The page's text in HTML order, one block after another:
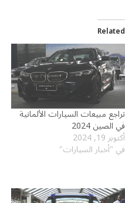
Related
تراجع مبيعات السيارات الألمانية
في الصين 2024
أكتوبر 19, 2024
في "أخبار السيارات"